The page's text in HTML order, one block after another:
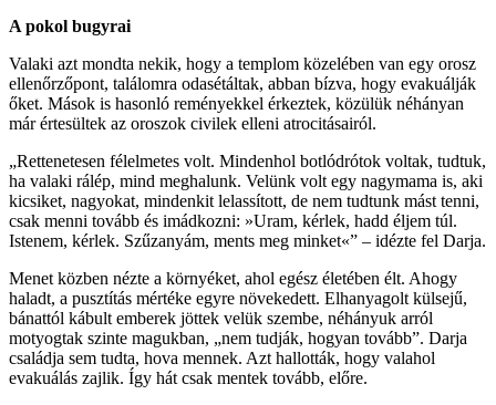
A pokol bugyrai
Valaki azt mondta nekik, hogy a templom közelében van egy orosz
ellenőrzőpont, találomra odasétáltak, abban bízva, hogy evakuálják
őket. Mások is hasonló reményekkel érkeztek, közülük néhányan
már értesültek az oroszok civilek elleni atrocitásairól.
„Rettenetesen félelmetes volt. Mindenhol botlódrótok voltak, tudtuk,
ha valaki rálép, mind meghalunk. Velünk volt egy nagymama is, aki
kicsiket, nagyokat, mindenkit lelassított, de nem tudtunk mást tenni,
csak menni tovább és imádkozni: »Uram, kérlek, hadd éljem túl.
Istenem, kérlek. Szűzanyám, ments meg minket«” – idézte fel Darja.
Menet közben nézte a környéket, ahol egész életében élt. Ahogy
haladt, a pusztítás mértéke egyre növekedett. Elhanyagolt külsejű,
bánattól kábult emberek jöttek velük szembe, néhányuk arról
motyogtak szinte magukban, „nem tudják, hogyan tovább”. Darja
családja sem tudta, hova mennek. Azt hallották, hogy valahol
evakuálás zajlik. Így hát csak mentek tovább, előre.